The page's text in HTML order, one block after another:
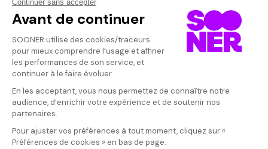
Vos avis
Donnez votre avis
Votre note
Votre commentaire
Il faut vous connecter pour
publier un avis